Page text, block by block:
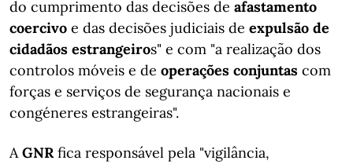
do cumprimento das decisões de afastamento
coercivo e das decisões judiciais de expulsão de
cidadãos estrangeiros" e com "a realização dos
controlos móveis e de operações conjuntas com
forças e serviços de segurança nacionais e
congéneres estrangeiras".
AGNRfica responsável pela "vigilância,